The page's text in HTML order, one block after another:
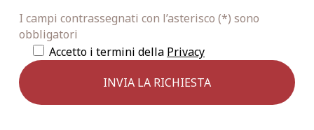
I campi contrassegnati con l’asterisco (*) sono
obbligatori
Accetto i termini della Privacy